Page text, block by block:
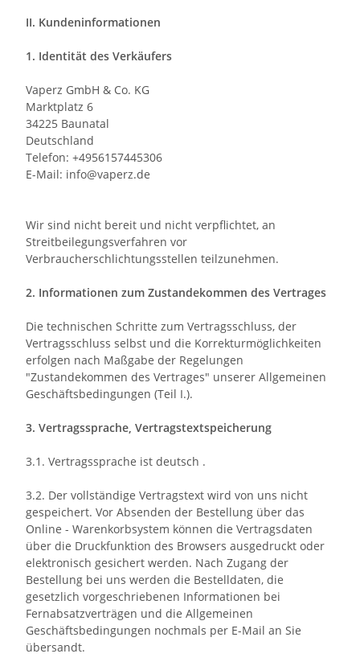
II. Kundeninformationen
1. Identität des Verkäufers
Vaperz GmbH & Co. KG
Marktplatz 6
34225 Baunatal
Deutschland
Telefon: +4956157445306
E-Mail: info@vaperz.de
Wir sind nicht bereit und nicht verpflichtet, an
Streitbeilegungsverfahren vor
Verbraucherschlichtungsstellen teilzunehmen.
2. Informationen zum Zustandekommen des Vertrages
Die technischen Schritte zum Vertragsschluss, der
Vertragsschluss selbst und die Korrekturmöglichkeiten
erfolgen nach Maßgabe der Regelungen
"Zustandekommen des Vertrages" unserer Allgemeinen
Geschäftsbedingungen (Teil I.).
3. Vertragssprache, Vertragstextspeicherung
3.1. Vertragssprache ist deutsch .
3.2. Der vollständige Vertragstext wird von uns nicht
gespeichert. Vor Absenden der Bestellung über das
Online - Warenkorbsystem können die Vertragsdaten
über die Druckfunktion des Browsers ausgedruckt oder
elektronisch gesichert werden. Nach Zugang der
Bestellung bei uns werden die Bestelldaten, die
gesetzlich vorgeschriebenen Informationen bei
Fernabsatzverträgen und die Allgemeinen
Geschäftsbedingungen nochmals per E-Mail an Sie
übersandt.